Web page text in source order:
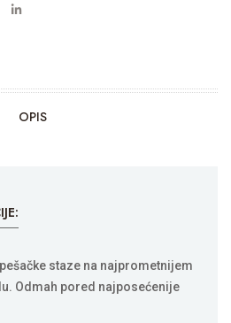
OPIS
staze na najprometnijem
Odmah pored najposećenije